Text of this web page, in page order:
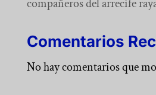
compañeros del arrecife
Comentarios
No hay comentarios que